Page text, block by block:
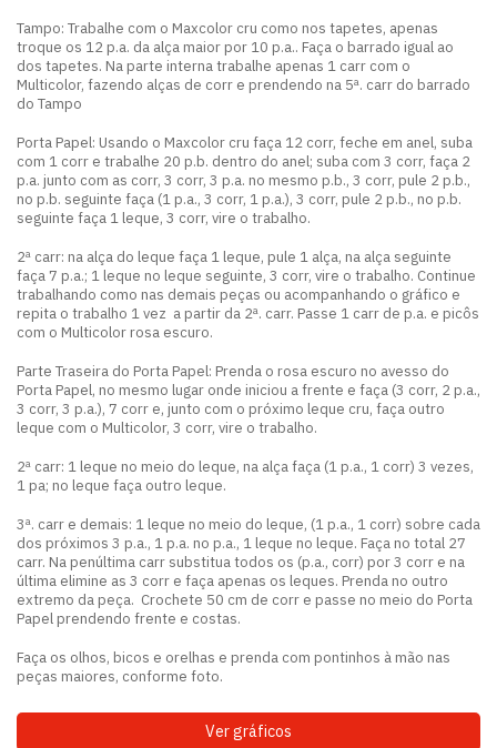
Tampo: Trabalhe com o Maxcolor cru como nos tapetes, apenas
troque os 12 p.a. da alça maior por 10 p.a.. Faça o barrado igual ao
dos tapetes. Na parte interna trabalhe apenas 1 carr com o
Multicolor, fazendo alças de corr e prendendo na 5ª. carr do barrado
do Tampo
Porta Papel: Usando o Maxcolor cru faça 12 corr, feche em anel, suba
com 1 corr e trabalhe 20 p.b. dentro do anel; suba com 3 corr, faça 2
p.a. junto com as corr, 3 corr, 3 p.a. no mesmo p.b., 3 corr, pule 2 p.b.,
no p.b. seguinte faça (1 p.a., 3 corr, 1 p.a.), 3 corr, pule 2 p.b., no p.b.
seguinte faça 1 leque, 3 corr, vire o trabalho.
2ª carr: na alça do leque faça 1 leque, pule 1 alça, na alça seguinte
faça 7 p.a.; 1 leque no leque seguinte, 3 corr, vire o trabalho. Continue
trabalhando como nas demais peças ou acompanhando o gráfico e
repita o trabalho 1 vez a partir da 2ª. carr. Passe 1 carr de p.a. e picôs
com o Multicolor rosa escuro.
Parte Traseira do Porta Papel: Prenda o rosa escuro no avesso do
Porta Papel, no mesmo lugar onde iniciou a frente e faça (3 corr, 2 p.a.,
3 corr, 3 p.a.), 7 corr e, junto com o próximo leque cru, faça outro
leque com o Multicolor, 3 corr, vire o trabalho.
2ª carr: 1 leque no meio do leque, na alça faça (1 p.a., 1 corr) 3 vezes,
1 pa; no leque faça outro leque.
3ª. carr e demais: 1 leque no meio do leque, (1 p.a., 1 corr) sobre cada
dos próximos 3 p.a., 1 p.a. no p.a., 1 leque no leque. Faça no total 27
carr. Na penúltima carr substitua todos os (p.a., corr) por 3 corr e na
última elimine as 3 corr e faça apenas os leques. Prenda no outro
extremo da peça. Crochete 50 cm de corr e passe no meio do Porta
Papel prendendo frente e costas.
Faça os olhos, bicos e orelhas e prenda com pontinhos à mão nas
peças maiores, conforme foto.
Ver gráficos